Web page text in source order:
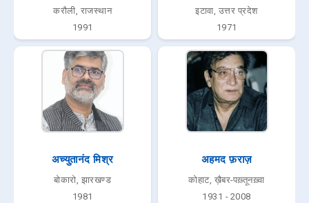
करौली, राजस्थान
1991
इटावा, उत्तर प्रदेश
1971
अच्युतानंद मिश्र
बोकारो, झारखण्ड
1981
अहमद फ़राज़
कोहाट, ख़ैबर-पख़्तूनख़्वा
1931 - 2008